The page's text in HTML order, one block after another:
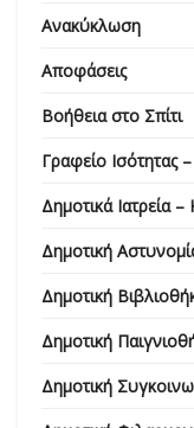
Ανακύκλωση
Αποφάσεις
Βοήθεια στο Σπίτι
Γραφείο Ισότητας
Δημοτικά Ιατρεία
Δημοτική
Δημοτική
Δημοτική
Δημοτική